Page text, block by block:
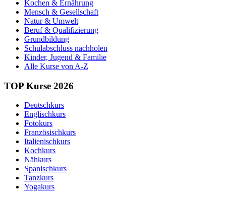
Kochen & Ernährung
Mensch & Gesellschaft
Natur & Umwelt
Beruf & Qualifizierung
Grundbildung
Schulabschluss nachholen
Kinder, Jugend & Familie
Alle Kurse von A-Z
TOP Kurse 2026
Deutschkurs
Englischkurs
Fotokurs
Französischkurs
Italienischkurs
Kochkurs
Nähkurs
Spanischkurs
Tanzkurs
Yogakurs